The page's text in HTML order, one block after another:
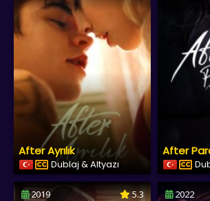
After Ayrılık
Dublaj & Altyazı
After
2019 5.3 2022